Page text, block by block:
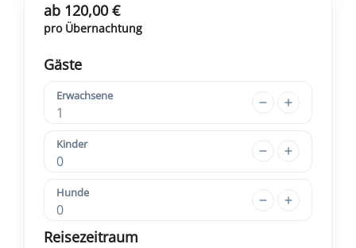
ab 120,00 €
pro Übernachtung
Gäste
Erwachsene
1
Kinder
0
Hunde
0
Reisezeitraum